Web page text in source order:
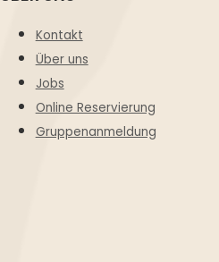
Kontakt
Über uns
Jobs
Online Reservierung
Gruppenanmeldung